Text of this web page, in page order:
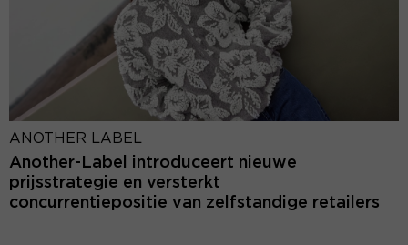
ANOTHER LABEL
Another-Label introduceert nieuwe
prijsstrategie en versterkt
concurrentiepositie van zelfstandige retailers